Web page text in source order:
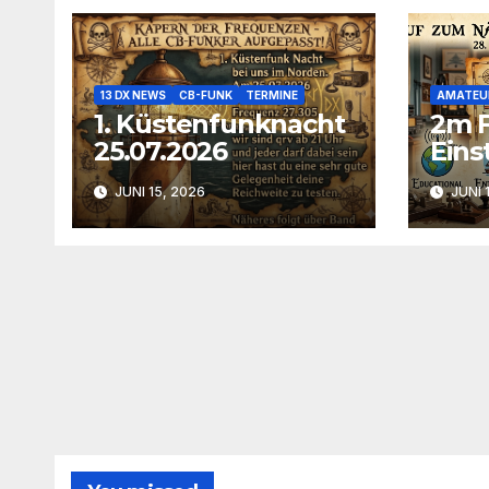
13 DX NEWS CB-FUNK TERMINE
1. Küstenfunknacht
25.07.2026
JUNI 15, 2026
2m
am
JUNI